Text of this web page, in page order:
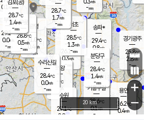
과천
26.1℃
0.3m/s
- mm
용인
26.2℃
0.4m/s
경기광주
25.8℃
2.8m/s
-mm
의왕
- ℃
m/s
mm
0.1 m/s
mm
광명
31.0
℃
0.4 m/s
-mm
부천
29.2℃
0.0m/s
-mm
구로
28.8℃
0.5m/s
-mm
m/s
-mm
송파*
29.4℃
0.8m/s
-mm
서초
28.5℃
1.3m/s
-mm
기흥구갈
28.6℃
0.1m/s
-
수리산길
28.4℃
0.0m/s
-mm
분당구
28.4℃
1.4m/s
-mm
김포(공)
28.7℃
1.4m/s
-mm
수원
27.1℃
0.9m/s
28.7℃
1.7m/s
-mm
+
−
20 km